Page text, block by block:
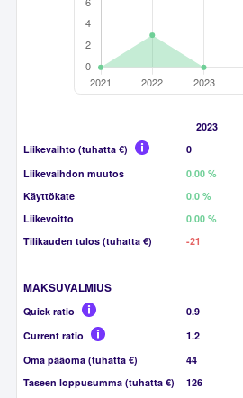
2023
Liikevaihto (tuhatta €)
0
Liikevaihdon muutos
0.00 %
Käyttökate
0.0 %
Liikevoitto
0.00 %
Tilikauden tulos (tuhatta €)
-21
MAKSUVALMIUS
Quick ratio 0.9
Current ratio
1.2
Oma pääoma (tuhatta €)
44
Taseen loppusumma (tuhatta €)
126